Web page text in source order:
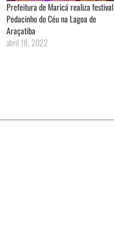
Prefeitura de Maricá realiza festival
Pedacinho do Céu na Lagoa de
Araçatiba
abril 18, 2022